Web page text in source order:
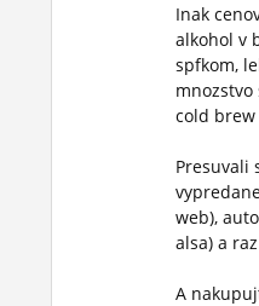
Inak
alkohol v
spfkom,
cold
Presuvali
web),
alsa) a
A